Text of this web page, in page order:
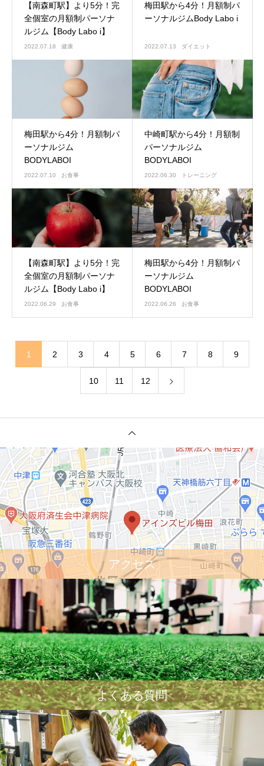
【南森町駅】より5分！完
全個室の月額制パーソナ
ルジム【Body Labo i】
2022.07.18 健康
梅田駅から4分！月額制パ
ーソナルジムBody Labo i
2022.07.13 ダイエット
梅田駅から4分！月額制パ
ーソナルジム
BODYLABOI
2022.07.10 お食事
中崎町駅から4分！月額制
パーソナルジム
BODYLABOI
2022.06.30 トレーニング
【南森町駅】より5分！完
全個室の月額制パーソナ
ルジム【Body Labo i】
2022.06.29 お食事
梅田駅から4分！月額制パ
ーソナルジム
BODYLABOI
2022.06.26 お食事
1 2 3 4 5 6 7 8 9
10 11 12
アクセス
よくある質問